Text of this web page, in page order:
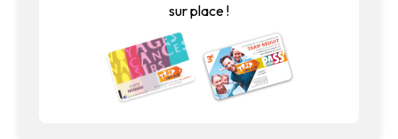
sur place !